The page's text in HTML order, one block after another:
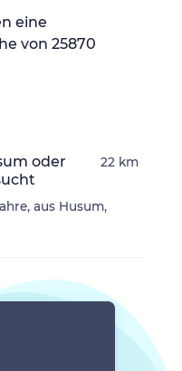
eine
von 25870
oder
aus Husum,
22 km